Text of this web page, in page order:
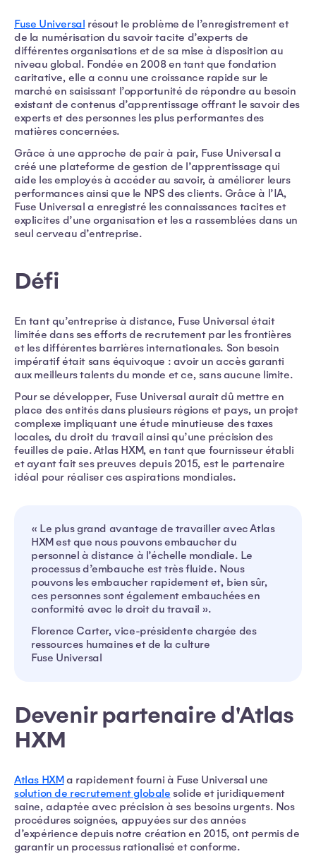
Fuse Universal résout le problème de l’enregistrement et
de la numérisation du savoir tacite d’experts de
différentes organisations et de sa mise à disposition au
niveau global. Fondée en 2008 en tant que fondation
caritative, elle a connu une croissance rapide sur le
marché en saisissant l’opportunité de répondre au besoin
existant de contenus d’apprentissage offrant le savoir des
experts et des personnes les plus performantes des
matières concernées.
Grâce à une approche de pair à pair, Fuse Universal a
créé une plateforme de gestion de l’apprentissage qui
aide les employés à accéder au savoir, à améliorer leurs
performances ainsi que le NPS des clients. Grâce à l’IA,
Fuse Universal a enregistré les connaissances tacites et
explicites d’une organisation et les a rassemblées dans un
seul cerveau d’entreprise.
Défi
En tant qu’entreprise à distance, Fuse Universal était
limitée dans ses efforts de recrutement par les frontières
et les différentes barrières internationales. Son besoin
impératif était sans équivoque : avoir un accès garanti
aux meilleurs talents du monde et ce, sans aucune limite.
Pour se développer, Fuse Universal aurait dû mettre en
place des entités dans plusieurs régions et pays, un projet
complexe impliquant une étude minutieuse des taxes
locales, du droit du travail ainsi qu’une précision des
feuilles de paie. Atlas HXM, en tant que fournisseur établi
et ayant fait ses preuves depuis 2015, est le partenaire
idéal pour réaliser ces aspirations mondiales.
« Le plus grand avantage de travailler avec Atlas
HXM est que nous pouvons embaucher du
personnel à distance à l’échelle mondiale. Le
processus d’embauche est très fluide. Nous
pouvons les embaucher rapidement et, bien sûr,
ces personnes sont également embauchées en
conformité avec le droit du travail ».
Florence Carter, vice-présidente chargée des
ressources humaines et de la culture
Fuse Universal
Devenir partenaire d'Atlas
HXM
Atlas HXMa rapidement fourni à Fuse Universal une
solution de recrutement globale solide et juridiquement
saine, adaptée avec précision à ses besoins urgents. Nos
procédures soignées, appuyées sur des années
d’expérience depuis notre création en 2015, ont permis de
garantir un processus rationalisé et conforme.